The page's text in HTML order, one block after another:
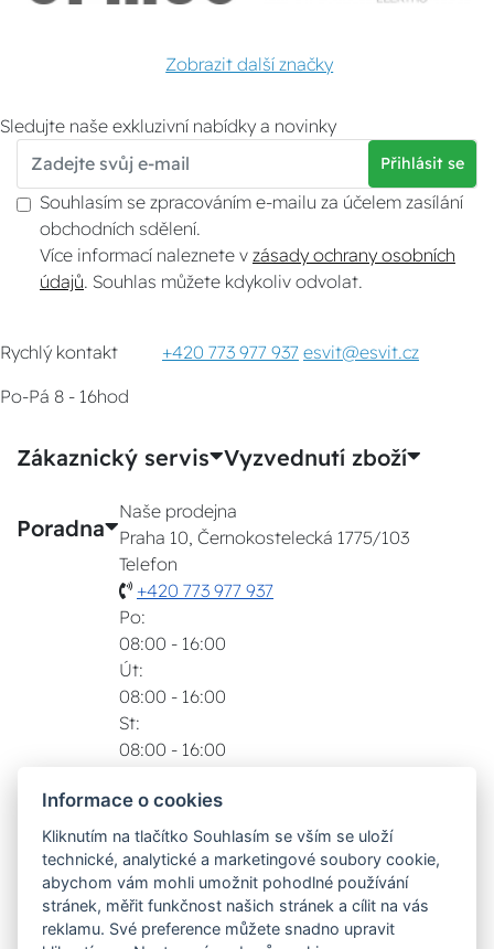
Zobrazit další značky
Sledujte naše exkluzivní nabídky a novinky
Přihlásit se
Souhlasím se zpracováním e-mailu za účelem zasílání
obchodních sdělení.
Více informací naleznete v zásady ochrany osobních
údajů . Souhlas můžete kdykoliv odvolat.
Rychlý kontakt +420 773 977 937 esvit@esvit.cz
Po-Pá 8 - 16hod
Zákaznický servis Vyzvednutí zboží
Poradna
Naše prodejna
Praha 10, Černokostelecká 1775/103
Telefon
+420 773 977 937
Po:
08:00 - 16:00
Út:
08:00 - 16:00
St:
08:00 - 16:00
08:00 - 16:00
Pá:
08:00 - 16:00
Zobrazit na mapě
Možnosti dopravy
Informace o cookies
Kliknutím na tlačítko Souhlasím se vším se uloží
technické, analytické a marketingové soubory cookie,
abychom vám mohli umožnit pohodlné používání
stránek, měřit funkčnost našich stránek a cílit na vás
reklamu. Své preference můžete snadno upravit